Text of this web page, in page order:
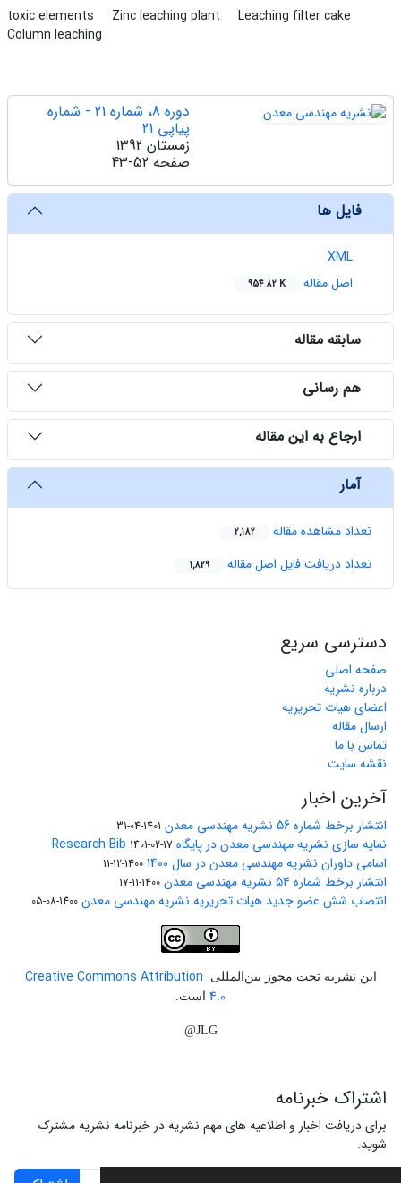
toxic elements Zinc leaching plant
Leaching filter cake
Column leaching
دوره 8، شماره 21 - شماره
پیاپی 21
زمستان 1392
صفحه 43-52
فایل ها
XML
اصل مقاله
954.82 K
سابقه مقاله
هم رسانی
ارجاع به این مقاله
آمار
تعداد مشاهده مقاله 2,182
تعداد دریافت فایل اصل مقاله 1,829
دسترسی سریع
صفحه اصلی
درباره نشریه
اعضای هیات تحریریه
ارسال مقاله
تماس با ما
نقشه سایت
آخرین اخبار
انتشار برخط شماره 56 نشریه مهندسی معدن 1401-04-31
نمایه سازی نشریه مهندسی معدن در پایگاه Research Bib 1401-02-17
اسامی داوران نشریه مهندسی معدن در سال 1400 1400-12-11
انتشار برخط شماره 54 نشریه مهندسی معدن 1400-11-17
انتصاب شش عضو جدید هیات تحریریه نشریه مهندسی معدن 1400-08-05
این نشریه تحت مجوز بین‌المللی
Creative Commons Attribution
4.0 است.
JLG@
اشتراک خبرنامه
برای دریافت اخبار و اطلاعیه های مهم نشریه در خبرنامه نشریه مشترک
شوید.